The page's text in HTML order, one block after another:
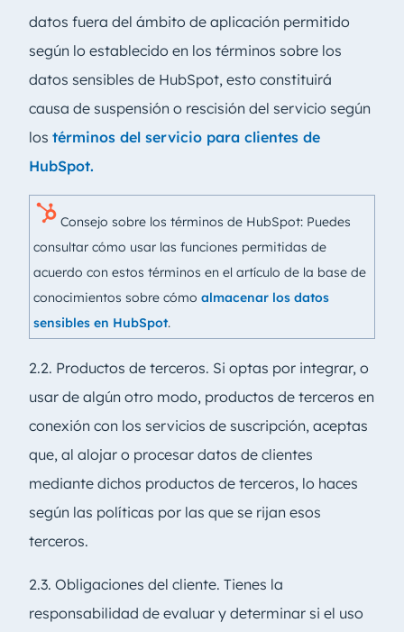
datos fuera del ámbito de aplicación permitido
según lo establecido en los términos sobre los
datos sensibles de HubSpot, esto constituirá
causa de suspensión o rescisión del servicio según
los términos del servicio para clientes de
HubSpot.
Consejo sobre los términos de HubSpot: Puedes
consultar cómo usar las funciones permitidas de
acuerdo con estos términos en el artículo de la base de
conocimientos sobre cómo almacenar los datos
sensibles en HubSpot.
2.2. Productos de terceros. Si optas por integrar, o
usar de algún otro modo, productos de terceros en
conexión con los servicios de suscripción, aceptas
que, al alojar o procesar datos de clientes
mediante dichos productos de terceros, lo haces
según las políticas por las que se rijan esos
terceros.
2.3. Obligaciones del cliente. Tienes la
responsabilidad de evaluar y determinar si el uso